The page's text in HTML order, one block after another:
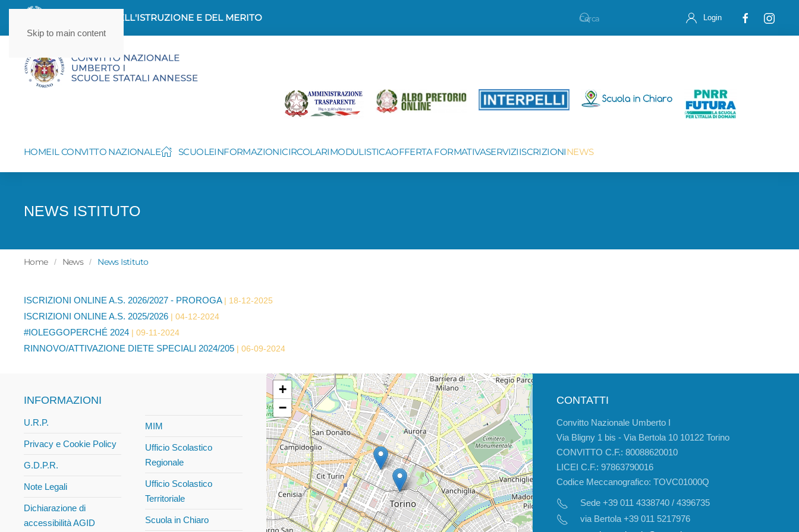
Skip to main content
MINISTERO DELL'ISTRUZIONE E DEL MERITO Login
HOMEIL CONVITTO NAZIONALE SCUOLEINFORMAZIONICIRCOLARIMODULISTICAOFFERTA FORMATIVASERVIZIISCRIZIONINEWS
NEWS ISTITUTO
Home News News Istituto
ISCRIZIONI ONLINE A.S. 2026/2027 - PROROGA 18-12-2025
ISCRIZIONI ONLINE A.S. 2025/2026 04-12-2024
#IOLEGGOPERCHÉ 2024 09-11-2024
RINNOVO/ATTIVAZIONE DIETE SPECIALI 2024/205 06-09-2024
INFORMAZIONI
U.R.P.
Privacy e Cookie Policy
G.D.P.R.
Note Legali
Dichiarazione di
accessibilità AGID
MIM
Ufficio Scolastico
Regionale
Ufficio Scolastico
Territoriale
Scuola in Chiaro
+
−
CONTATTI
Convitto Nazionale Umberto I
Via Bligny 1 bis - Via Bertola 10 10122 Torino
CONVITTO C.F.: 80088620010
LICEI C.F.: 97863790016
Codice Meccanografico: TOVC01000Q
Sede +39 011 4338740 / 4396735
via Bertola +39 011 5217976